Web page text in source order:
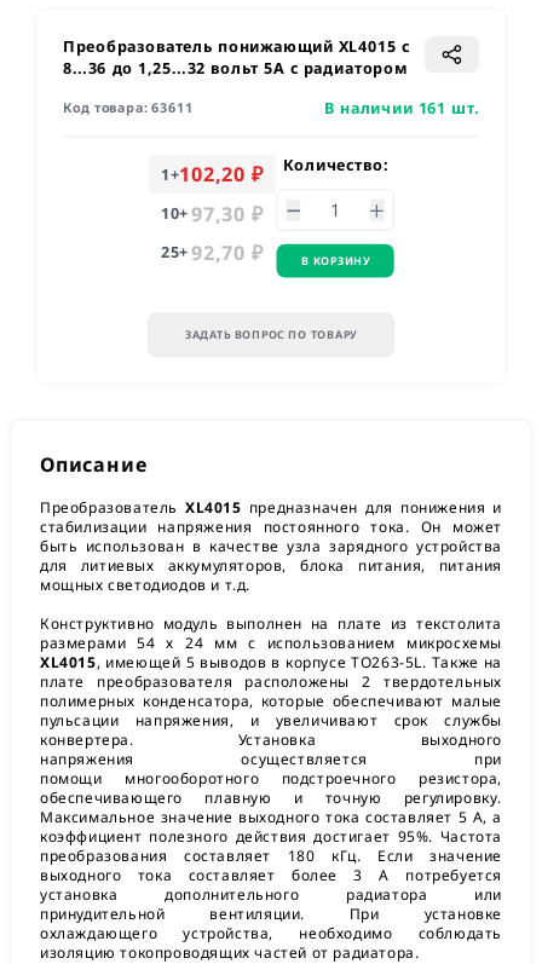
Преобразователь понижающий XL4015 с
8...36 до 1,25...32 вольт 5А с радиатором
Код товара:63611 В наличии 161 шт.
1+102,20 ₽
10+97,30 ₽
25+92,70 ₽
Количество:
В КОРЗИНУ
ЗАДАТЬ ВОПРОС ПО ТОВАРУ
Описание
ПреобразовательXL4015 предназначен для понижения и
стабилизации напряжения постоянного тока. Он может
быть использован в качестве узла зарядного устройства
для литиевых аккумуляторов, блока питания, питания
мощных светодиодов и т.д.
Конструктивно модуль выполнен на плате из текстолита
размерами 54 х 24 мм с использованием микросхемы
XL4015, имеющей 5 выводов в корпусе TO263-5L. Также на
плате преобразователя расположены 2 твердотельных
полимерных конденсатора, которые обеспечивают малые
пульсации напряжения, и увеличивают срок службы
конвертера. Установка выходного
напряжения осуществляется при
помощи многооборотного подстроечного резистора,
обеспечивающего плавную и точную регулировку.
Максимальное значение выходного тока составляет 5 А, а
коэффициент полезного действия достигает 95%. Частота
преобразования составляет 180 кГц. Если значение
выходного тока составляет более 3 А потребуется
установка дополнительного радиатора или
принудительной вентиляции. При установке
охлаждающего устройства, необходимо соблюдать
изоляцию токопроводящих частей от радиатора.